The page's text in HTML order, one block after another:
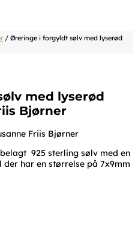
/ Øreringe i forgyldt sølv med lyserød
med lyserød
Bjørner
Friis Bjørner
925 sterling sølv med en
har en størrelse på 7x9mm